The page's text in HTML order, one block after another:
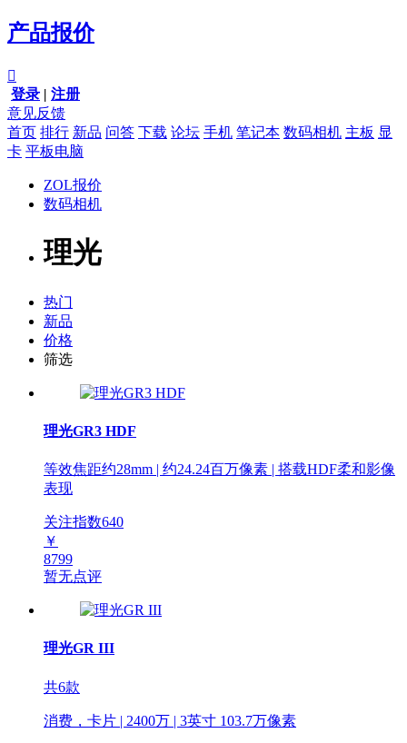
产品报价

登录 | 注册
意见反馈
首页 排行 新品 问答 下载 论坛 手机 笔记本 数码相机 主板 显
卡 平板电脑
ZOL报价
数码相机
理光
热门
新品
价格
筛选
理光GR3 HDF
等效焦距约28mm | 约24.24百万像素 | 搭载HDF柔和影像
表现
关注指数640
￥
8799
暂无点评
理光GR III
共6款
消费，卡片 | 2400万 | 3英寸 103.7万像素